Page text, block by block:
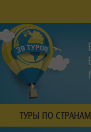
ТУРЫ ПО СТРАНАМ